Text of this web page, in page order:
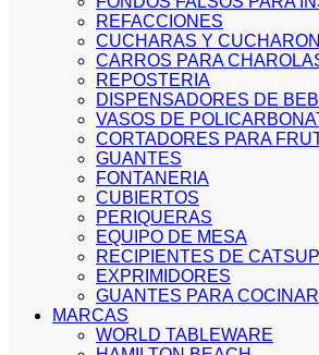
REFACCIONES
CUCHARAS Y
CARROS PARA
REPOSTERIA
DISPENSADORES DE
VASOS DE
CORTADORES PARA
GUANTES
FONTANERIA
CUBIERTOS
PERIQUERAS
EQUIPO DE MESA
RECIPIENTES DE
EXPRIMIDORES
GUANTES PARA COCINAR
MARCAS
WORLD TABLEWARE